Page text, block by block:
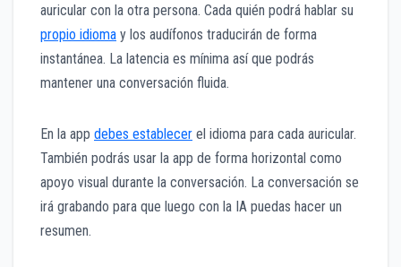
auricular con la otra persona. Cada quién podrá hablar su
propio idioma y los audífonos traducirán de forma
instantánea. La latencia es mínima así que podrás
mantener una conversación fluida.
En la app debes establecer el idioma para cada auricular.
También podrás usar la app de forma horizontal como
apoyo visual durante la conversación. La conversación se
irá grabando para que luego con la IA puedas hacer un
resumen.